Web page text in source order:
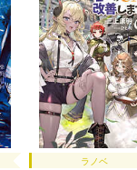
ラノベ